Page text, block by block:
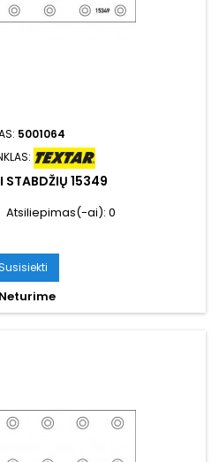
5001064
STABDŽIŲ 15349
Atsiliepimas(-ai): 0
Neturime